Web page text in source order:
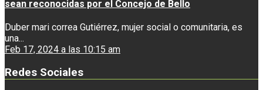
sean reconocidas por el Concejo de Bello
Duber mari correa Gutiérrez, mujer social o comunitaria, es
una...
Feb 17, 2024 a las 10:15 am
Redes Sociales